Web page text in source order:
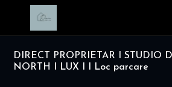
DIRECT PROPRIETAR I STUDIO
NORTH I LUX I I Loc parcare